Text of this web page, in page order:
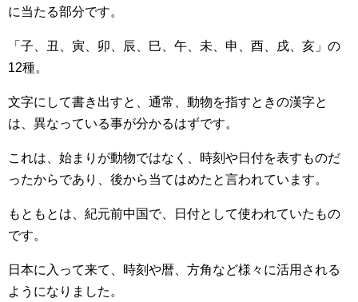
に当たる部分です。
「子、丑、寅、卯、辰、巳、午、未、申、酉、戌、亥」の
12種。
文字にして書き出すと、通常、動物を指すときの漢字と
は、異なっている事が分かるはずです。
これは、始まりが動物ではなく、時刻や日付を表すものだ
ったからであり、後から当てはめたと言われています。
もともとは、紀元前中国で、日付として使われていたもの
です。
日本に入って来て、時刻や暦、方角など様々に活用される
ようになりました。